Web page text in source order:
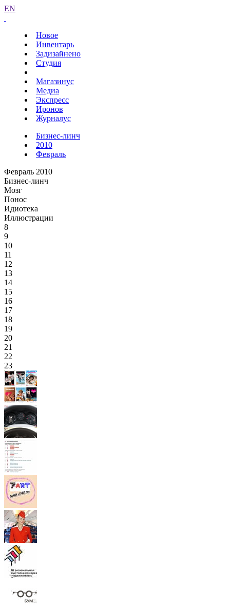
EN
Новое
Инвентарь
Задизайнено
Студия
Магазинус
Медиа
Экспресс
Иронов
Журналус
Бизнес-линч
2010
Февраль
Февраль 2010
Бизнес-линч
Мозг
Понос
Идиотека
Иллюстрации
8
9
10
11
12
13
14
15
16
17
18
19
20
21
22
23